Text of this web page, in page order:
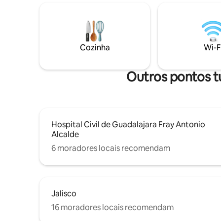
da Catedral e perto do Paseo Alcalde.
Primeiro lugar no Prêmio Anual de
Conservação e Restauração de Lugares
Históricos de 2020.
por sua
Cozinha Wi-
Outros pontos
Hospital Civil de Guadalajara Fray Antonio
Alcalde
6 moradores locais recomendam
Jalisco
16 moradores locais recomendam